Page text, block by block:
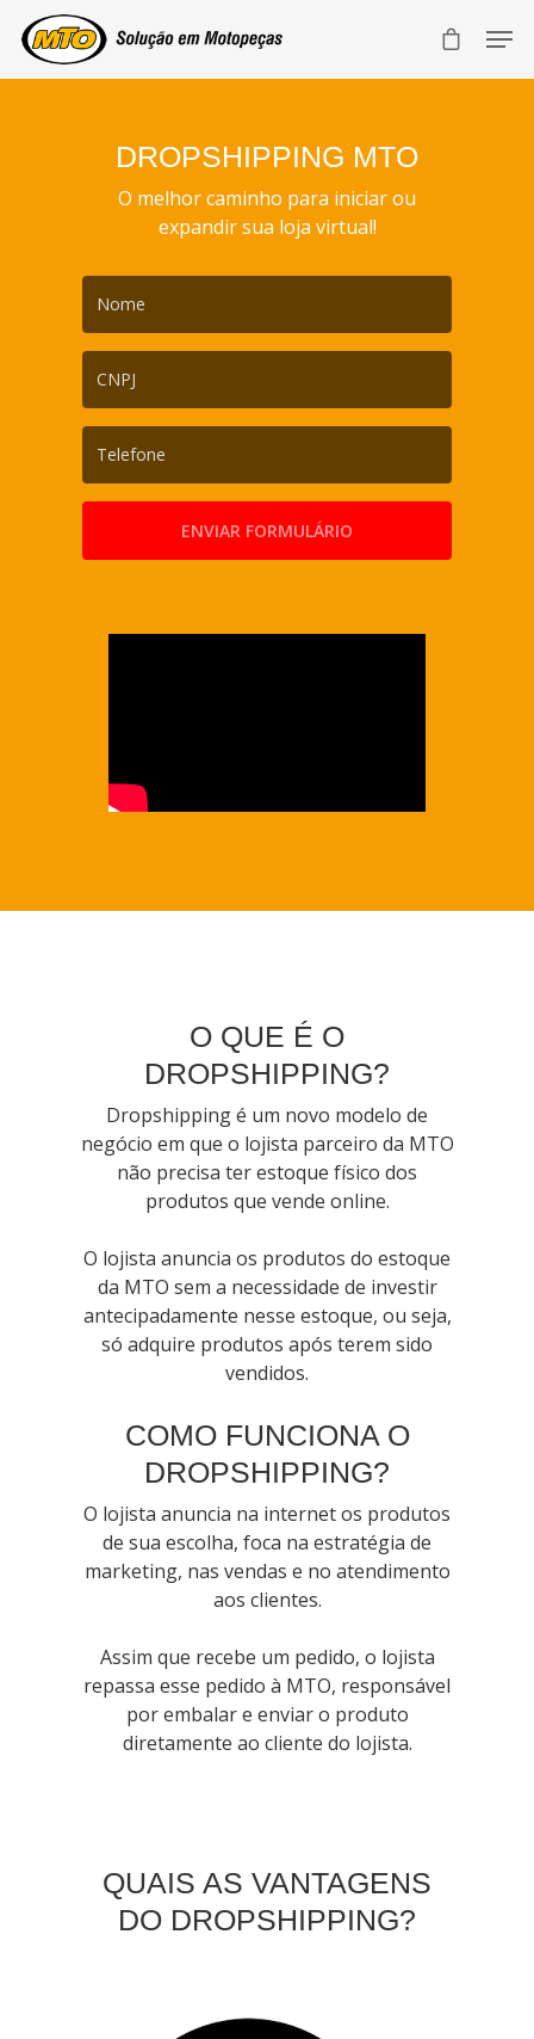
DROPSHIPPING MTO
O melhor caminho para iniciar ou
expandir sua loja virtual!
O QUE É O
DROPSHIPPING?
Dropshipping é um novo modelo de
negócio em que o lojista parceiro da MTO
não precisa ter estoque físico dos
produtos que vende online.
O lojista anuncia os produtos do estoque
da MTO sem a necessidade de investir
antecipadamente nesse estoque, ou seja,
só adquire produtos após terem sido
vendidos.
COMO FUNCIONA O
DROPSHIPPING?
O lojista anuncia na internet os produtos
de sua escolha, foca na estratégia de
marketing, nas vendas e no atendimento
aos clientes.
Assim que recebe um pedido, o lojista
repassa esse pedido à MTO, responsável
por embalar e enviar o produto
diretamente ao cliente do lojista.
QUAIS AS VANTAGENS
DO DROPSHIPPING?